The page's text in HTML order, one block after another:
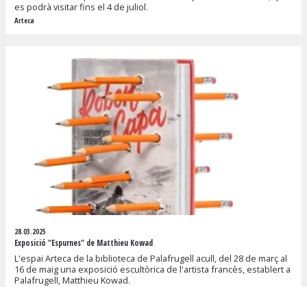
es podrà visitar fins el 4 de juliol.
Arteca
28.03.2025
Exposició "Espurnes" de Matthieu Kowad
L'espai Arteca de la biblioteca de Palafrugell acull, del 28 de març al
16 de maig una exposició escultòrica de l'artista francès, establert a
Palafrugell, Matthieu Kowad.